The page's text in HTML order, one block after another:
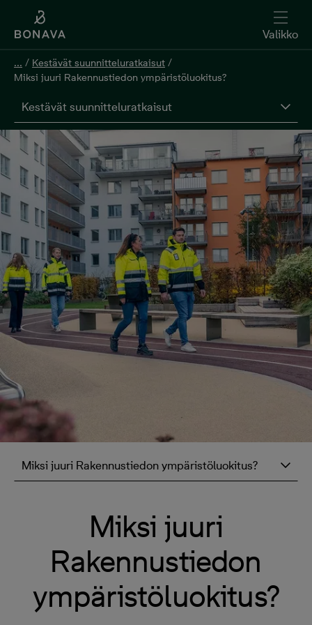
Valikko
... / Kestävät suunnitteluratkaisut /
Miksi juuri Rakennustiedon ympäristöluokitus?
Kestävät suunnitteluratkaisut
Miksi juuri Rakennustiedon ympäristöluokitus?
Miksi juuri
Rakennustiedon
ympäristöluokitus?